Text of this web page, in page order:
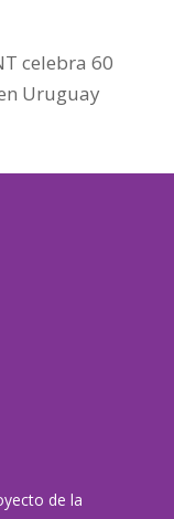
celebra 60
Uruguay
de la